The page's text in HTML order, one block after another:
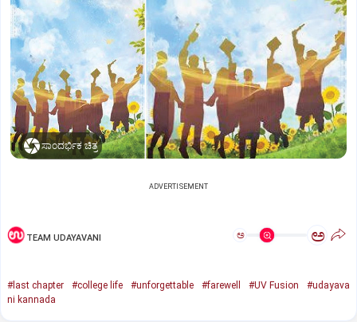
ಸಾಂದರ್ಭಿಕ ಚಿತ್ರ
ADVERTISEMENT
TEAM UDAYAVANI ಅ ಅ
#last chapter #college life #unforgettable #farewell #UV Fusion
#udayava
ni kannada